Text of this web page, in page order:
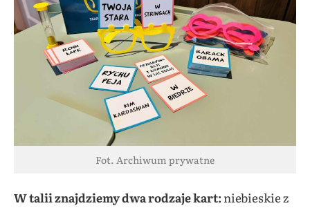
Fot. Archiwum prywatne
W talii znajdziemy dwa rodzaje kart: niebieskie z